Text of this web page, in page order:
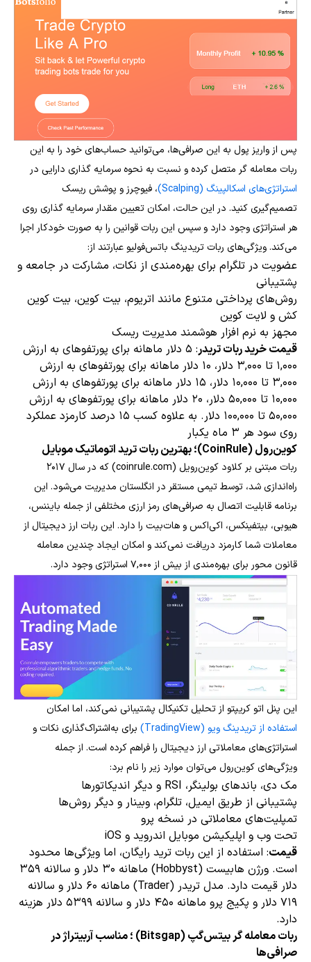
پس از واریز پول به این صرافی‌ها، می‌توانید حساب‌های خود را به این
ربات معامله گر متصل کرده و نسبت به نحوه سرمایه گذاری دارایی در
استراتژی‌های اسکالپینگ (Scalping)
، فیوچرز و پوشش ریسک
تصمیم‌گیری کنید. در این حالت، امکان تعیین مقدار سرمایه گذاری روی
هر استراتژی وجود دارد و سپس این ربات قوانین را به صورت خودکار اجرا
می‌کند. ویژگی‌های ربات تریدینگ باتس‌فولیو عبارتند از:
عضویت در تلگرام برای بهره‌مندی از نکات، مشارکت در جامعه و
پشتیبانی
روش‌های پرداختی متنوع مانند اتریوم، بیت کوین، بیت کوین
کش و لایت کوین
مجهز به نرم افزار هوشمند مدیریت ریسک
قیمت خرید ربات تریدر
: ۵ دلار ماهانه برای پورتفوهای به ارزش
۱,۰۰۰ تا ۳,۰۰۰ دلار، ۱۰ دلار ماهانه برای پورتفوهای به ارزش
۳,۰۰۰ تا ۱۰,۰۰۰ دلار، ۱۵ دلار ماهانه برای پورتفوهای به ارزش
۱۰,۰۰۰ تا ۵۰,۰۰۰ دلار، ۲۰ دلار ماهانه برای پورتفوهای به ارزش
۵۰,۰۰۰ تا ۱۰۰,۰۰۰ دلار. به علاوه کسب ۱۵ درصد کارمزد عملکرد
روی سود هر ۳ ماه یکبار
کوین‌رول (CoinRule)؛ بهترین ربات ترید اتوماتیک موبایل
ربات مبتنی بر کلاود کوین‌رویل (coinrule.com) که در سال ۲۰۱۷
راه‌اندازی شد، توسط تیمی مستقر در انگلستان مدیریت می‌شود. این
برنامه قابلیت اتصال به صرافی‌های رمز ارزی مختلفی از جمله بایننس،
هیوبی، بیتفینکس، اکی‌اکس و هات‌بیت را دارد. این ربات ارز دیجیتال از
معاملات شما کارمزد دریافت نمی‌کند و امکان ایجاد چندین معامله
قانون محور برای بهره‌مندی از بیش از ۷,۰۰۰ استراتژی وجود دارد.
این پنل اتو کریپتو از تحلیل تکنیکال پشتیبانی نمی‌کند، اما امکان
استفاده از تریدینگ ویو (TradingView)
برای به‌اشتراک‌گذاری نکات و
استراتژی‌های معاملاتی ارز دیجیتال را فراهم کرده است. از جمله
ویژگی‌های کوین‌رول می‌توان موارد زیر را نام برد:
مک دی، باندهای بولینگر، RSI و دیگر اندیکاتورها
پشتیبانی از طریق ایمیل، تلگرام، وبینار و دیگر روش‌ها
تمپلیت‌های معاملاتی در نسخه پرو
تحت وب و اپلیکیشن موبایل اندروید و iOS
قیمت: استفاده از این ربات ترید رایگان، اما ویژگی‌ها محدود
است. ورژن هابیست (Hobbyst) ماهانه ۳۰ دلار و سالانه ۳۵۹
دلار قیمت دارد. مدل تریدر (Trader) ماهانه ۶۰ دلار و سالانه
۷۱۹ دلار و پکیج پرو ماهانه ۴۵۰ دلار و سالانه ۵۳۹۹ دلار هزینه
دارد.
ربات معامله گر بیتس‌گپ (Bitsgap) ؛ مناسب آربیتراژ در
صرافی‌ها